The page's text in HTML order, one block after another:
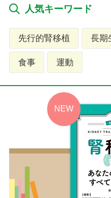
人気キーワード
先行的腎移植 長期
食事 運動